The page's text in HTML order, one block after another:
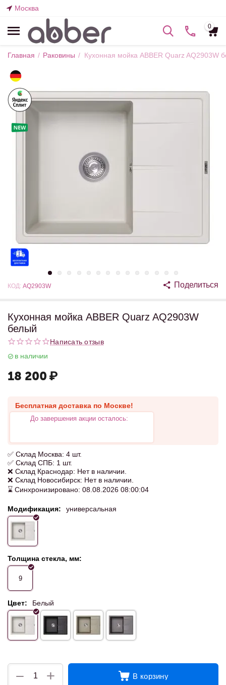
Москва
0
Главная / Раковины / Кухонная мойка ABBER Quarz AQ2903W
КОД: AQ2903W Поделиться
Кухонная мойка ABBER Quarz AQ2903W
белый
Написать отзыв
в наличии
18 200 ₽
Бесплатная доставка по Москве!
До завершения акции осталось:
✅ Склад Москва: 4 шт.
✅ Склад СПБ: 1 шт.
❌ Склад Краснодар: Нет в наличии.
❌ Склад Новосибирск: Нет в наличии.
⌛ Синхронизировано: 08.08.2026 08:00:04
Модификация: универсальная
Толщина стекла, мм:
9
Цвет: Белый
+
− В корзину